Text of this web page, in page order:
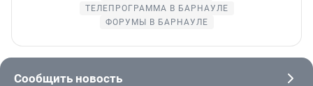
ТЕЛЕПРОГРАММА В БАРНАУЛЕ
ФОРУМЫ В БАРНАУЛЕ
Сообщить новость